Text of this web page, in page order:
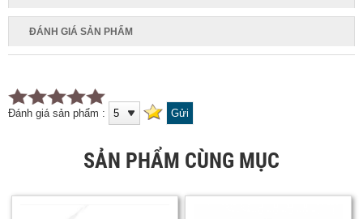
ĐÁNH GIÁ SẢN PHẨM
Đánh giá sản phẩm :
SẢN PHẨM CÙNG MỤC